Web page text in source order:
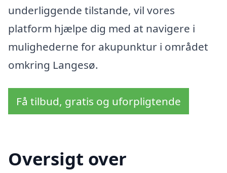
underliggende tilstande, vil vores
platform hjælpe dig med at navigere i
mulighederne for akupunktur i området
omkring Langesø.
Få tilbud, gratis og uforpligtende
Oversigt over